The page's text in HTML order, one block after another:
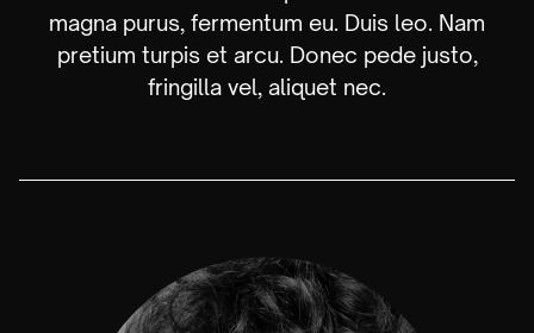
magna purus, fermentum eu. Duis leo. Nam
pretium turpis et arcu. Donec pede justo,
fringilla vel, aliquet nec.